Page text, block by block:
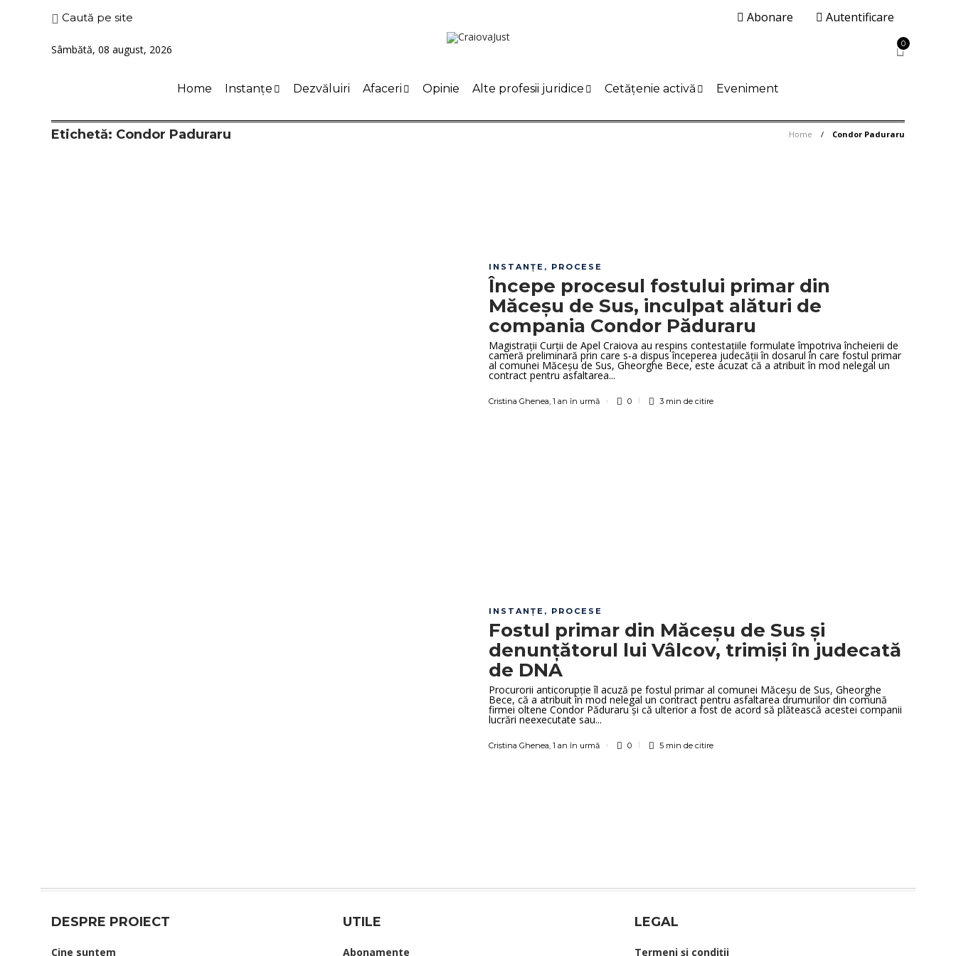
Caută pe site Abonare Autentificare
Sâmbătă, 08 august, 2026 0
Home Instanțe Dezvăluiri Afaceri Opinie Alte profesii juridice Cetățenie activă Eveniment
Etichetă: Condor Paduraru Home Condor Paduraru
INSTANȚE , PROCESE
Începe procesul fostului primar din
Măceșu de Sus, inculpat alături de
compania Condor Păduraru
Magistrații Curții de Apel Craiova au respins contestațiile formulate împotriva încheierii de
cameră preliminară prin care s-a dispus începerea judecății în dosarul în care fostul primar
al comunei Măceșu de Sus, Gheorghe Bece, este acuzat că a atribuit în mod nelegal un
contract pentru asfaltarea...
Cristina Ghenea, 1 an în urmă 0 3 min de citire
INSTANȚE , PROCESE
Fostul primar din Măceșu de Sus și
denunțătorul lui Vâlcov, trimiși în judecată
de DNA
Procurorii anticorupție îl acuză pe fostul primar al comunei Măceșu de Sus, Gheorghe
Bece, că a atribuit în mod nelegal un contract pentru asfaltarea drumurilor din comună
firmei oltene Condor Păduraru și că ulterior a fost de acord să plătească acestei companii
lucrări neexecutate sau...
Cristina Ghenea 1 an în urmă 0 5 min de citire
DESPRE PROIECT
Cine suntem
UTILE
Abonamente
LEGAL
Termeni şi condiţii